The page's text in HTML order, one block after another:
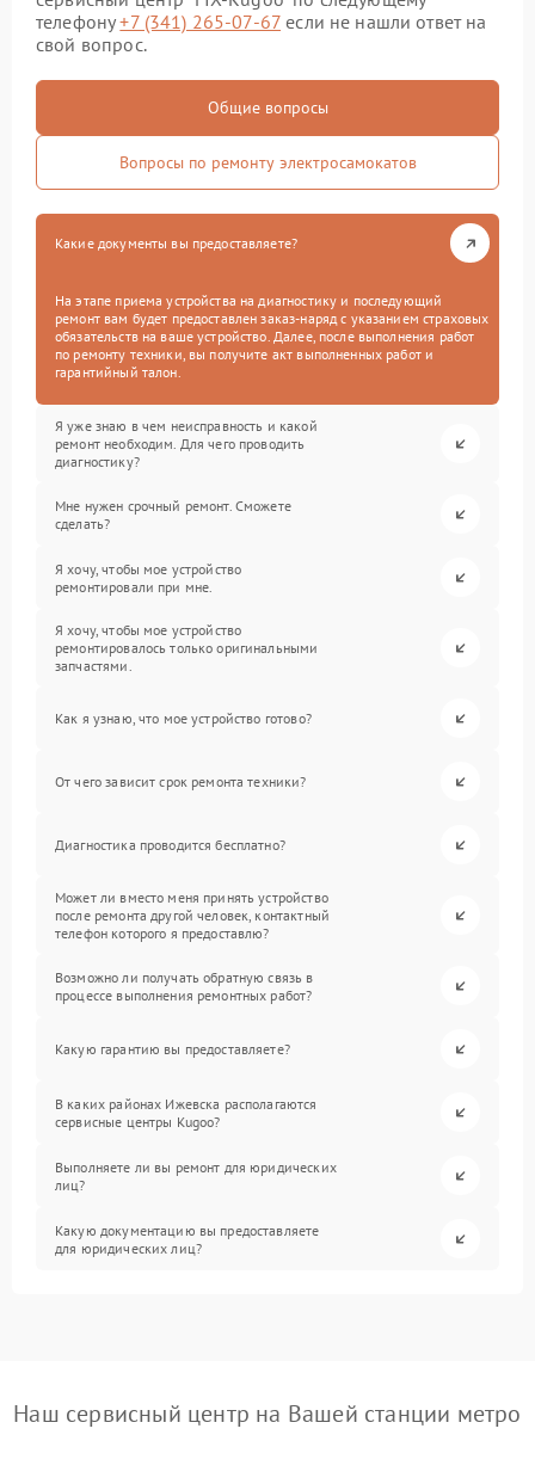
телефону+7 (341) 265-07-67 если не нашли ответ на
свой вопрос.
Общие вопросы
Вопросы по ремонту электросамокатов
Какие документы вы предоставляете?
На этапе приема устройства на диагностику и последующий
ремонт вам будет предоставлен заказ-наряд с указанием страховых
обязательств на ваше устройство. Далее, после выполнения работ
по ремонту техники, вы получите акт выполненных работ и
гарантийный талон.
Я уже знаю в чем неисправность и какой
ремонт необходим. Для чего проводить
диагностику?
Мне нужен срочный ремонт. Сможете
сделать?
Я хочу, чтобы мое устройство
ремонтировали при мне.
Я хочу, чтобы мое устройство
ремонтировалось только оригинальными
запчастями.
Как я узнаю, что мое устройство готово?
От чего зависит срок ремонта техники?
Диагностика проводится бесплатно?
Может ли вместо меня принять устройство
после ремонта другой человек, контактный
телефон которого я предоставлю?
Возможно ли получать обратную связь в
процессе выполнения ремонтных работ?
Какую гарантию вы предоставляете?
В каких районах Ижевска располагаются
сервисные центры Kugoo?
Выполняете ли вы ремонт для юридических
лиц?
Какую документацию вы предоставляете
для юридических лиц?
Наш сервисный центр на Вашей станции метро